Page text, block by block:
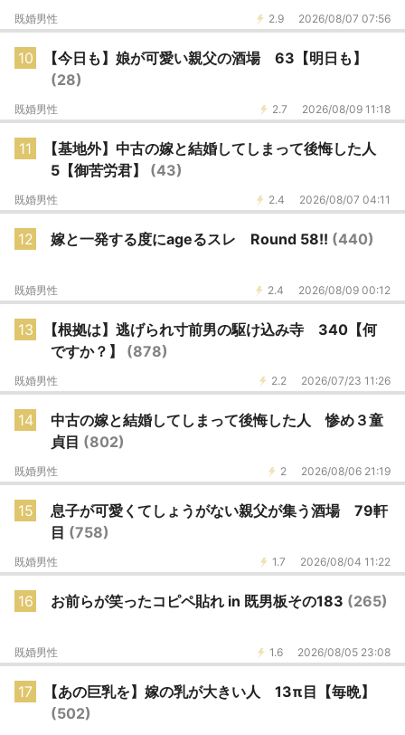
2.9 2026/08/07 07:56
既婚男性
10
【今日も】娘が可愛い親父の酒場 63【明日も】
(28)
2.7 2026/08/09 11:18
既婚男性
11
【基地外】中古の嫁と結婚してしまって後悔した人
5【御苦労君】 (43)
2.4 2026/08/07 04:11
既婚男性
12 嫁と一発する度にageるスレ Round 58!! (440)
2.4 2026/08/09 00:12
既婚男性
13
【根拠は】逃げられ寸前男の駆け込み寺 340【何
ですか？】 (878)
2.2 2026/07/23 11:26
既婚男性
14
中古の嫁と結婚してしまって後悔した人 惨め３童
貞目 (802)
2 2026/08/06 21:19
既婚男性
15
息子が可愛くてしょうがない親父が集う酒場 79軒
目 (758)
1.7 2026/08/04 11:22
既婚男性
16 お前らが笑ったコピペ貼れ in 既男板その183 (265)
1.6 2026/08/05 23:08
既婚男性
17
【あの巨乳を】嫁の乳が大きい人 13π目【毎晩】
(502)